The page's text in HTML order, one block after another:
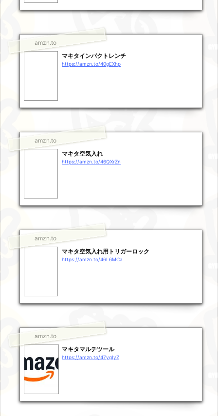
amzn.to
マキタインパクトレンチ
https://amzn.to/40gEXhp
amzn.to
マキタ空気入れ
https://amzn.to/46QXrZn
amzn.to
マキタ空気入れ用トリガーロック
https://amzn.to/46L6MCa
amzn.to
マキタマルチツール
https://amzn.to/47ygIyZ